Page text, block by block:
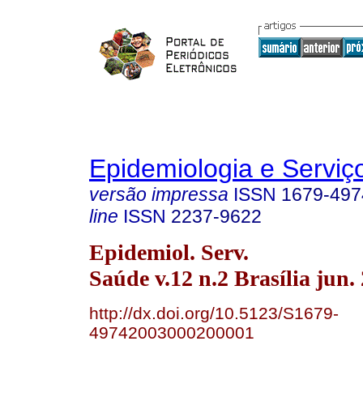
Epidemiologia e
versão impressa ISSN 1679-
line ISSN 2237-9622
Epidemiol. Serv.
Saúde v.12 n.2 Brasília jun.
http://dx.doi.org/10.5123/S1679-
49742003000200001